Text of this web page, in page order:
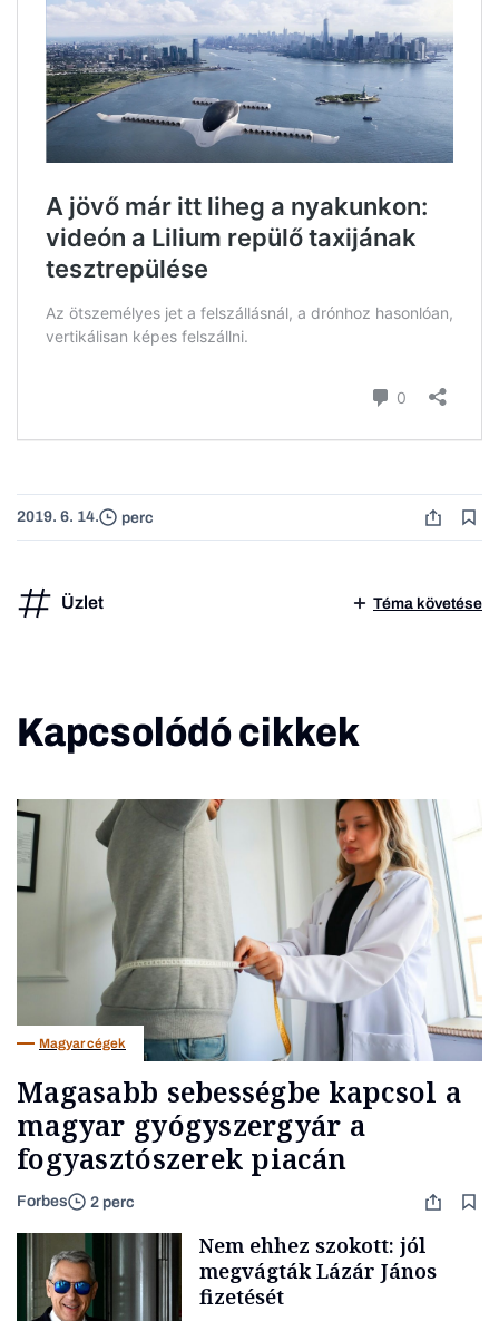
2019. 6. 14. perc
Üzlet Téma követése
Kapcsolódó cikkek
Magyar cégek
Magasabb sebességbe kapcsol a
magyar gyógyszergyár a
fogyasztószerek piacán
Forbes 2 perc
Nem ehhez szokott: jól
megvágták Lázár János
fizetését